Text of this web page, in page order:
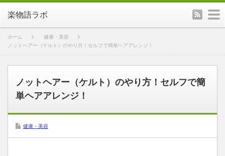
楽物語ラボ rss
ホーム
健康・美容
ノットヘアー（ケルト）のやり方！セルフで簡単ヘアアレンジ！
ノットヘアー（ケルト）のやり方！セルフで簡
単ヘアアレンジ！
健康・美容